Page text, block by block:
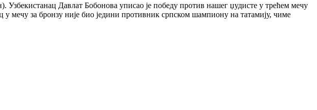
Давлат Бобонова уписао је победу против нашег џудисте у трећем мечу
мечу за бронзу није био једини противник српском шампиону на татамију, чиме